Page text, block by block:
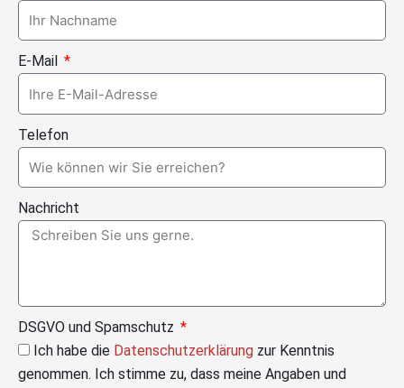
E-Mail
Telefon
Nachricht
DSGVO und Spamschutz
Ich habe die Datenschutzerklärung zur Kenntnis
genommen. Ich stimme zu, dass meine Angaben und